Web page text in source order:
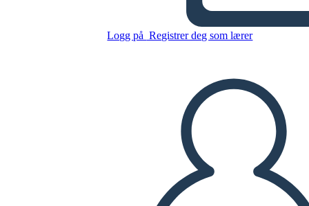
Logg på Registrer deg som lærer
Kopier dette storyboardet
LAGE ET STORYBOARD
LES FOR MEG